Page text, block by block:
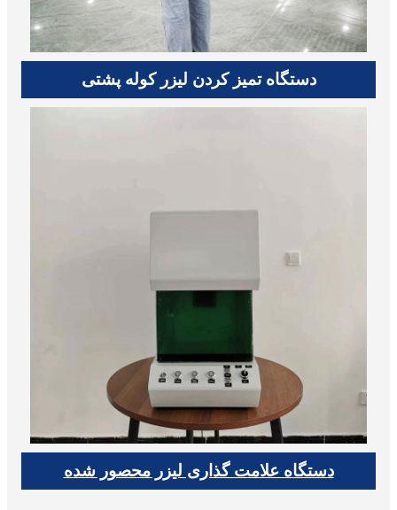
دستگاه تمیز کردن لیزر کوله پشتی
دستگاه علامت گذاری لیزر محصور شده